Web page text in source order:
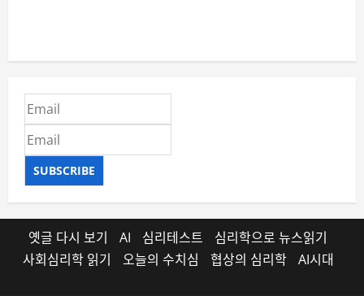
SUBSCRIBE
옛글 다시 보기 AI 심리테스트
심리학으로 뉴스읽기
사회심리학 읽기
오늘의 수치심 협상의 심리학 AI시대